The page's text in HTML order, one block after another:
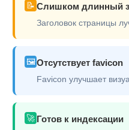
📝 Слишком длинный
Заголовок страницы
🖼️Отсутствует favicon
Favicon улучшает
🚀 Готов к индексации